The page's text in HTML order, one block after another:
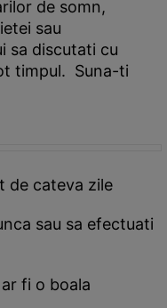
de somn,
sau
sa discutati cu
timpul. Suna-ti
de cateva zile
sau sa efectuati
fi o boala